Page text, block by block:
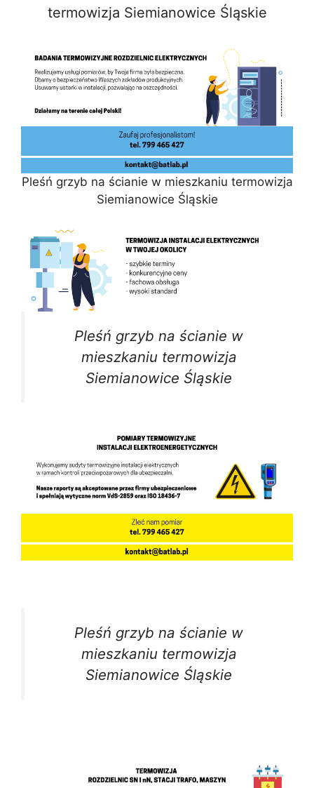
termowizja Siemianowice Śląskie
Pleśń grzyb na ścianie w mieszkaniu termowizja
Siemianowice Śląskie
Pleśń grzyb na ścianie w
mieszkaniu termowizja
Siemianowice Śląskie
Pleśń grzyb na ścianie w
mieszkaniu termowizja
Siemianowice Śląskie